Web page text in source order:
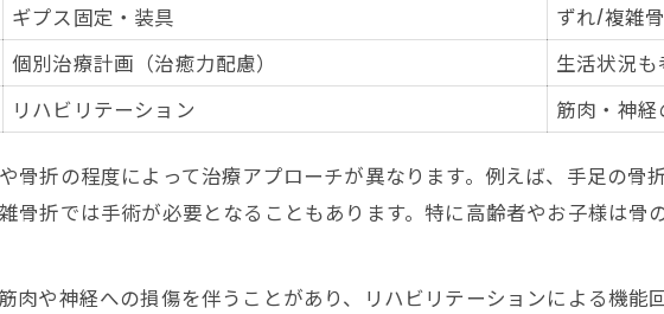
交通事故治療の保険申請で注意すべき点
ギプス固定・装具
ずれ/複雑
個別治療計画（治癒力配慮）
生活状況も
リハビリテーション 筋肉・神
骨折の程度によって治療アプローチが異なります。例えば、手足の骨
骨折では手術が必要となることもあります。特に高齢者やお子様は骨
肉や神経への損傷を伴うことがあり、リハビリテーションによる機能